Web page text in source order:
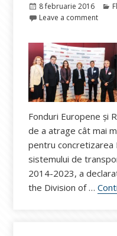
Publicat
pe
8 februarie 2016
Leave a comment
Fonduri Europene și
de a atrage cât mai
pentru concretizarea
sistemului de
2014-2023, a
the Division of …